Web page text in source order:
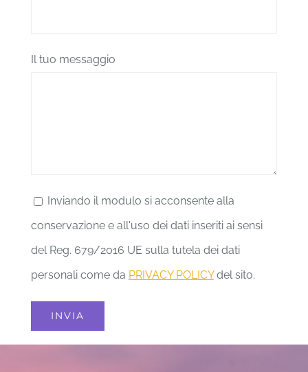
Il tuo messaggio
Inviando il modulo si acconsente alla
conservazione e all'uso dei dati inseriti ai sensi
del Reg. 679/2016 UE sulla tutela dei dati
personali come da PRIVACY POLICYdel sito.